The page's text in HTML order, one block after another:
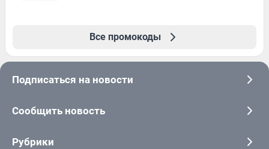
Все промокоды
Подписаться на новости
Сообщить новость
Рубрики